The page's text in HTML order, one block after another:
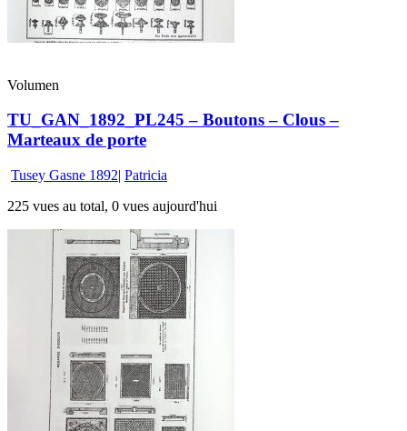
Volumen
TU_GAN_1892_PL245 – Boutons – Clous –
Marteaux de porte
Tusey Gasne 1892| Patricia
225 vues au total, 0 vues aujourd'hui